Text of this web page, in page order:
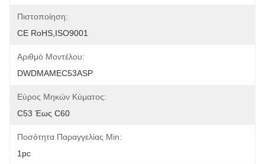
Πιστοποίηση:
CE RoHS,ISO9001
Αριθμό Μοντέλου:
DWDMAMEC53ASP
Εύρος Μηκών Κύματος:
C53 Έως C60
Ποσότητα Παραγγελίας Min:
1pc